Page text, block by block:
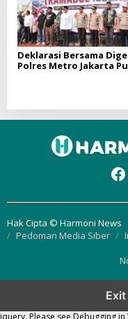
Deklarasi Bersama
Polres Metro Jakarta
Hak Cipta © Harmoni News
Pedoman Media Siber
: Function